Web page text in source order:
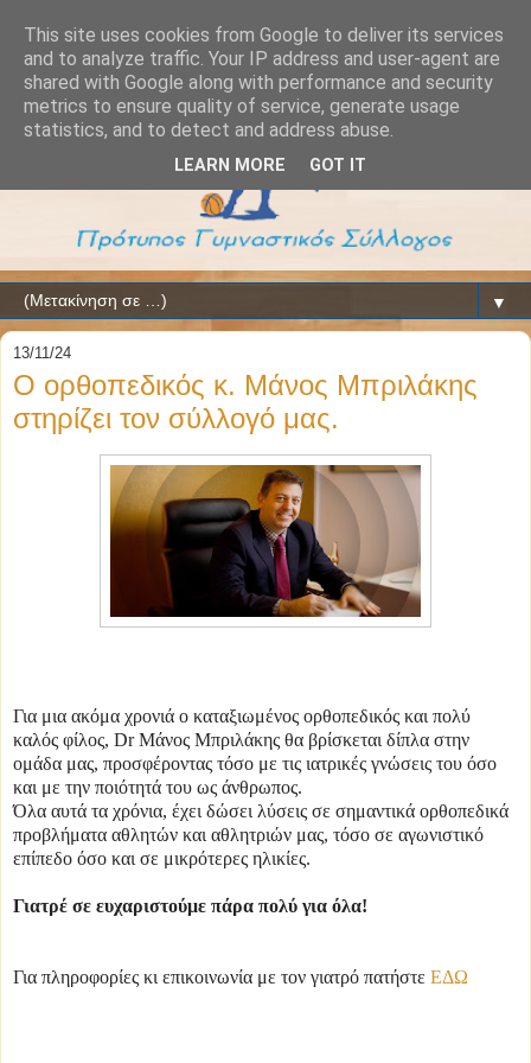
▼
13/11/24
Ο ορθοπεδικός κ. Μάνος Μπριλάκης
στηρίζει τον σύλλογό μας.
Για μια ακόμα χρονιά ο καταξιωμένος ορθοπεδικός και πολύ
καλός φίλος, Dr Μάνος Μπριλάκης θα βρίσκεται δίπλα στην
ομάδα μας, προσφέροντας τόσο με τις ιατρικές γνώσεις του όσο
και με την ποιότητά του ως άνθρωπος.
Όλα αυτά τα χρόνια, έχει δώσει λύσεις σε σημαντικά ορθοπεδικά
προβλήματα αθλητών και αθλητριών μας, τόσο σε αγωνιστικό
επίπεδο όσο και σε μικρότερες ηλικίες.
Γιατρέ σε ευχαριστούμε πάρα πολύ για όλα!
Για πληροφορίες κι επικοινωνία με τον γιατρό πατήστε ΕΔΩ
This site uses cookies from Google to deliver its services
and to analyze traffic. Your IP address and user-agent are
shared with Google along with performance and security
metrics to ensure quality of service, generate usage
statistics, and to detect and address abuse.
LEARN MORE GOT IT